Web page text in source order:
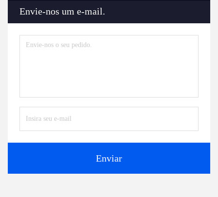
Envie-nos um e-mail.
Enviar